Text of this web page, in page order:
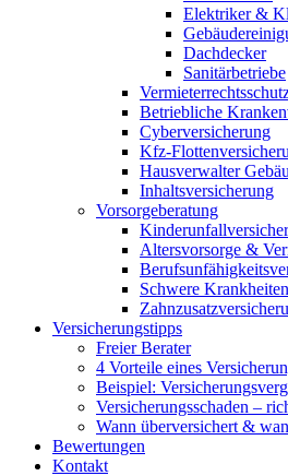
Elektriker &
Dachdecker
Sanitärbetriebe
Betriebliche
Cyberversicherung
Kfz-
Hausverwalter
Inhaltsversicherung
Vorsorgeberatung
Altersvorsorge &
Schwere
Versicherungstipps
Freier Berater
4 Vorteile eines
Beispiel:
Versicherungsschaden –
Wann überversichert &
Bewertungen
Kontakt